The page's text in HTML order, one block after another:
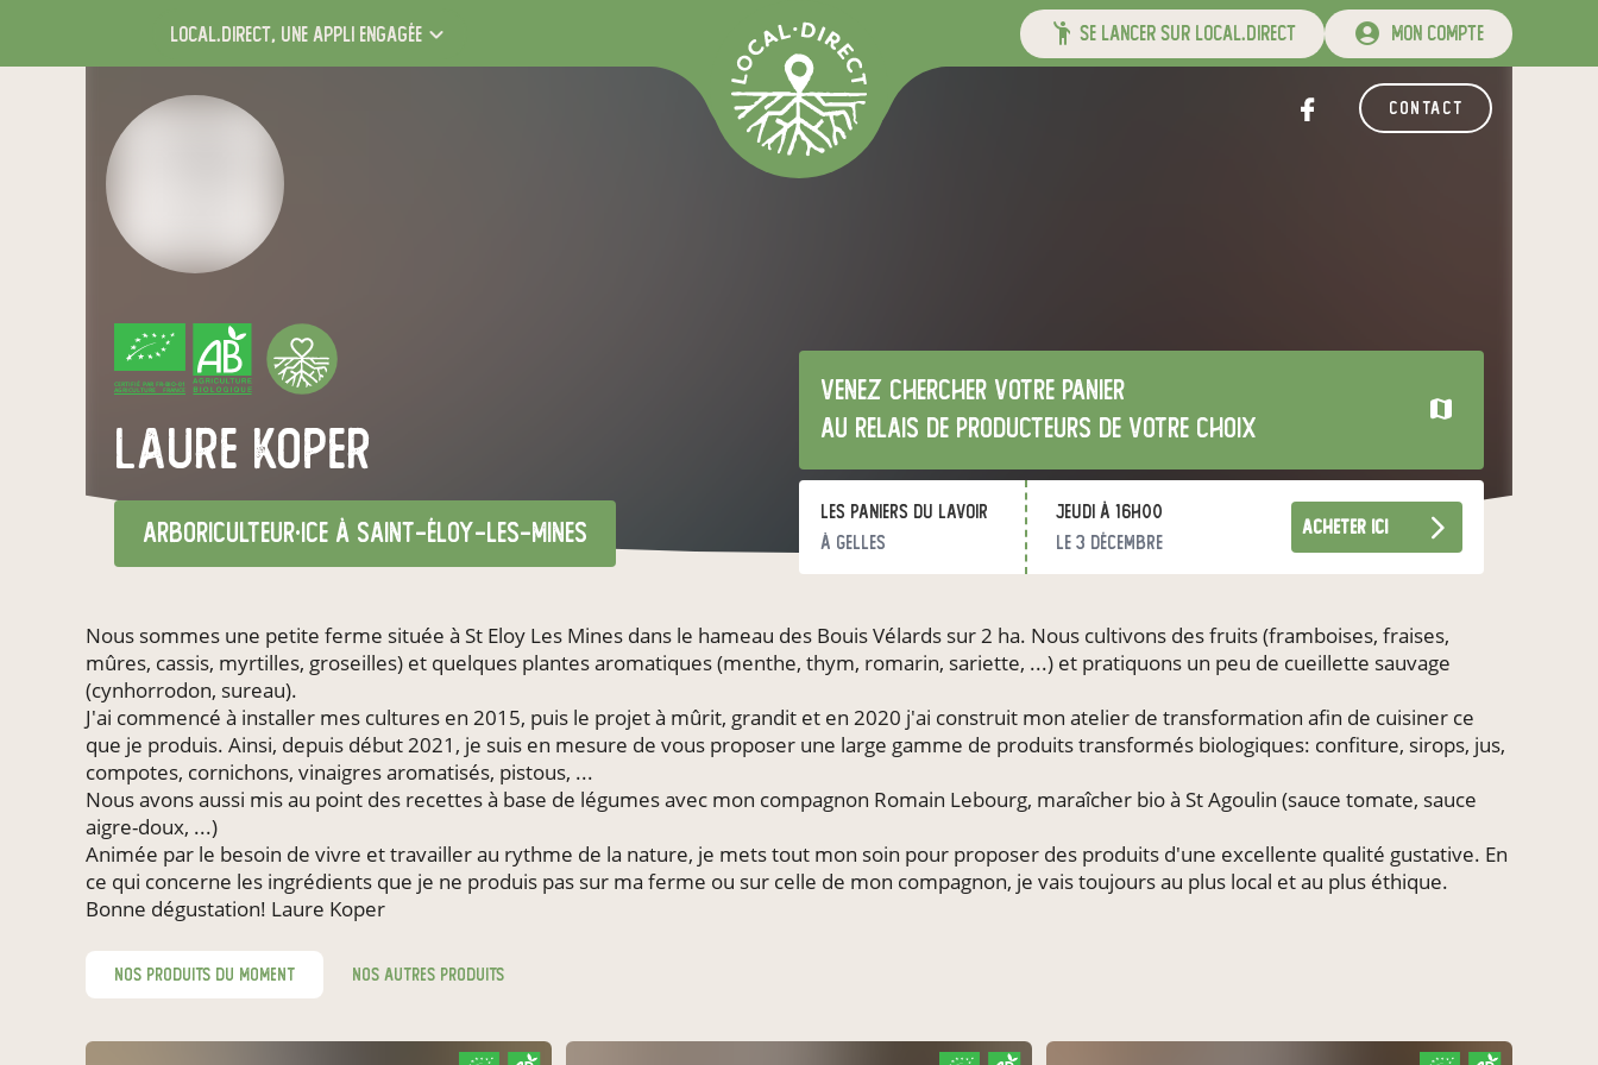
local.direct, une appli engagée se lancer sur local.direct mon compte
contact
laure koper
CERTIFIÉ PAR FR-BIO-01
AGRICULTURE FRANCE
arboriculteur·ice à Saint-Éloy-les-Mines
Venez chercher votre panier
au relais de producteurs de votre choix
Les Paniers du Lavoir
à Gelles
jeudi à 16h00
le 3 décembre
acheter ici
Nous sommes une petite ferme située à St Eloy Les Mines dans le hameau des Bouis Vélards sur 2 ha. Nous cultivons des fruits (framboises, fraises,
mûres, cassis, myrtilles, groseilles) et quelques plantes aromatiques (menthe, thym, romarin, sariette, ...) et pratiquons un peu de cueillette sauvage
(cynhorrodon, sureau).
J'ai commencé à installer mes cultures en 2015, puis le projet à mûrit, grandit et en 2020 j'ai construit mon atelier de transformation afin de cuisiner ce
que je produis. Ainsi, depuis début 2021, je suis en mesure de vous proposer une large gamme de produits transformés biologiques: confiture, sirops, jus,
compotes, cornichons, vinaigres aromatisés, pistous, ...
Nous avons aussi mis au point des recettes à base de légumes avec mon compagnon Romain Lebourg, maraîcher bio à St Agoulin (sauce tomate, sauce
aigre-doux, ...)
Animée par le besoin de vivre et travailler au rythme de la nature, je mets tout mon soin pour proposer des produits d'une excellente qualité gustative. En
ce qui concerne les ingrédients que je ne produis pas sur ma ferme ou sur celle de mon compagnon, je vais toujours au plus local et au plus éthique.
Bonne dégustation! Laure Koper
nos produits du moment nos autres produits